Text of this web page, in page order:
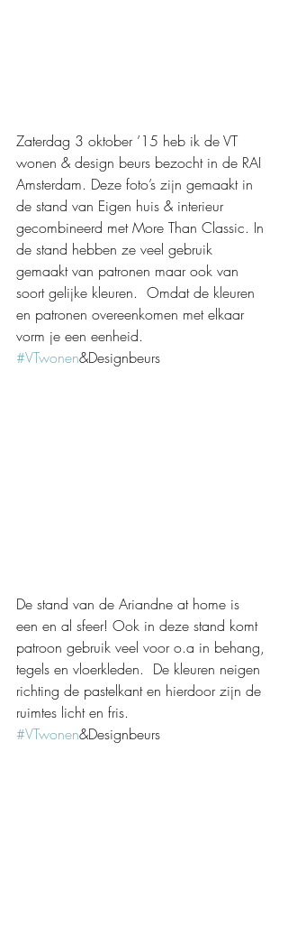
Zaterdag 3 oktober ’15 heb ik de VT
wonen & design beurs bezocht in de RAI
Amsterdam. Deze foto’s zijn gemaakt in
de stand van Eigen huis & interieur
gecombineerd met More Than Classic. In
de stand hebben ze veel gebruik
gemaakt van patronen maar ook van
soort gelijke kleuren.  Omdat de kleuren
en patronen overeenkomen met elkaar
vorm je een eenheid.
#VTwonen&Designbeurs
De stand van de Ariandne at home is
een en al sfeer! Ook in deze stand komt
patroon gebruik veel voor o.a in behang,
tegels en vloerkleden.  De kleuren neigen
richting de pastelkant en hierdoor zijn de
ruimtes licht en fris.
#VTwonen&Designbeurs